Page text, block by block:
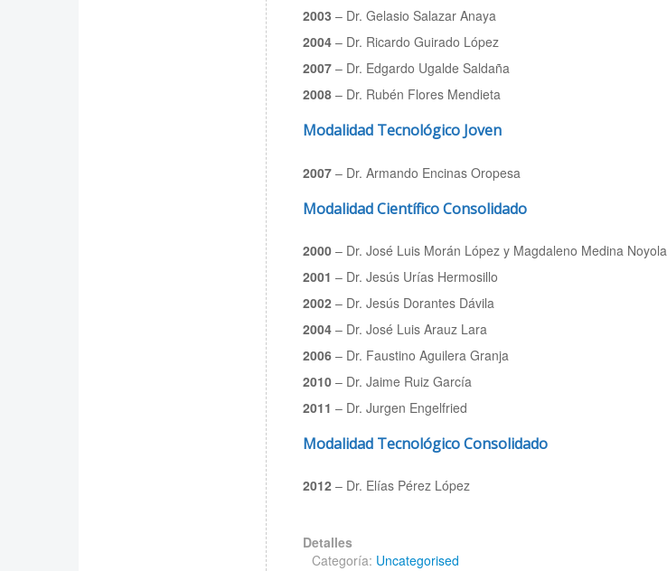
2003 – Dr. Gelasio Salazar Anaya
2004– Dr. Ricardo Guirado López
2007– Dr. Edgardo Ugalde Saldaña
2008– Dr. Rubén Flores Mendieta
Modalidad Tecnológico Joven
2007– Dr. Armando Encinas Oropesa
Modalidad Científico Consolidado
2000– Dr. José Luis Morán López y Magdaleno Medina Noyola
2001 – Dr. Jesús Urías Hermosillo
2002– Dr. Jesús Dorantes Dávila
2004– Dr. José Luis Arauz Lara
2006– Dr. Faustino Aguilera Granja
2010– Dr. Jaime Ruiz García
2011 – Dr. Jurgen Engelfried
Modalidad Tecnológico Consolidado
2012– Dr. Elías Pérez López
Detalles
Categoría: Uncategorised